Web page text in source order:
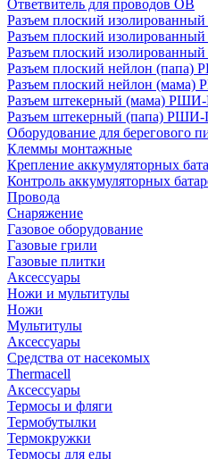
Ответвитель для проводов ОВ
Разъем плоский
Разъем плоский
Разъем плоский
Разъем плоский нейлон (папа)
Разъем плоский нейлон
Разъем штекерный (мама)
Разъем штекерный (папа)
Оборудование для берегового
Клеммы монтажные
Крепление аккумуляторных
Контроль аккумуляторных
Провода
Снаряжение
Газовое оборудование
Газовые грили
Газовые плитки
Аксессуары
Ножи и мультитулы
Ножи
Мультитулы
Аксессуары
Средства от насекомых
Thermacell
Аксессуары
Термосы и фляги
Термобутылки
Термокружки
Термосы для еды